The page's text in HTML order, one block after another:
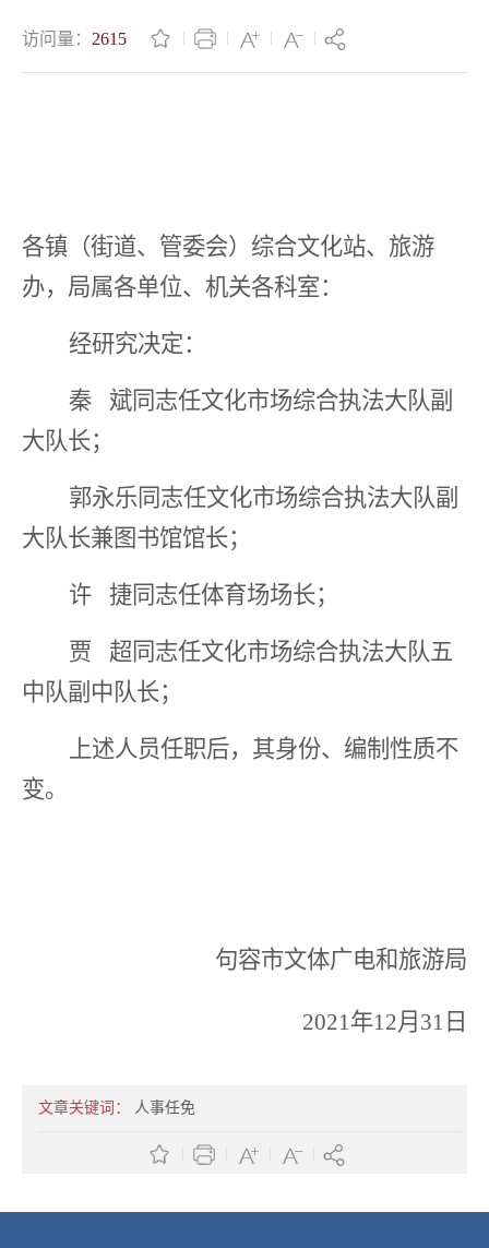
访问量： 2615
各镇（街道、管委会）综合文化站、旅游
办，局属各单位、机关各科室：
经研究决定：
秦
斌同志任文化市场综合执法大队副
大队长；
郭永乐同志任文化市场综合执法大队副
大队长兼图书馆馆长；
许 捷同志任体育场场长；
贾
超同志任文化市场综合执法大队五
中队副中队长；
上述人员任职后，其身份、编制性质不
变。
句容市文体广电和旅游局
2021 年1 2月 31 日
文章关键词： 人事任免